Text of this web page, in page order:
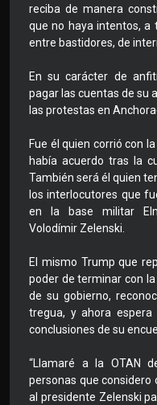
reciba de manera
que no haya intentos, a
entre bastidores, de
En su carácter de
pagar las cuentas de su
las protestas en
Fue él quien corrió con
había acuerdo tras la
También será él quien
los interlocutores que
en la base militar
Volodímir Zelenski.
El mismo Trump que
poder de terminar con
de su gobierno,
tregua, y ahora
conclusiones de su
“Llamaré a la OTAN
personas que considero
al presidente Zelenski